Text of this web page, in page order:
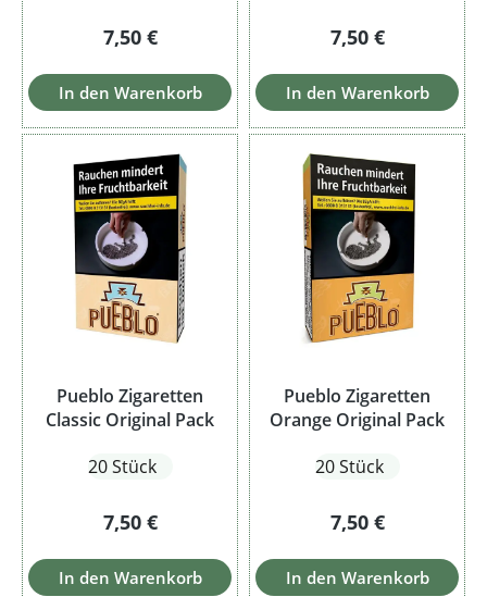
Regulärer Preis:
7,50 €
In den Warenkorb
Regulärer Preis:
7,50 €
In den Warenkorb
Pueblo Zigaretten
Classic Original Pack
20 Stück
Regulärer Preis:
7,50 €
In den Warenkorb
Pueblo Zigaretten
Orange Original Pack
20 Stück
Regulärer Preis:
7,50 €
In den Warenkorb